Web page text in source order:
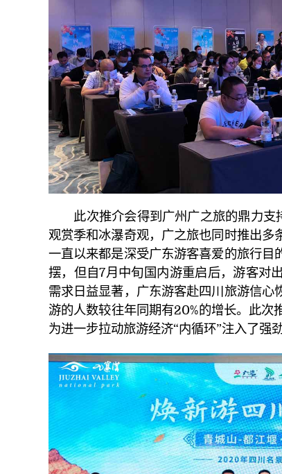
此次推介会得到广州广之旅的鼎力支
观赏季和冰瀑奇观，广之旅也同时推出
一直以来都是深受广东游客喜爱的旅行
摆，但自7月中旬国内游重启后，游客对
需求日益显著，广东游客赴四川旅游信
游的人数较往年同期有20%的增长。此
为进一步拉动旅游经济“内循环”注入了强劲